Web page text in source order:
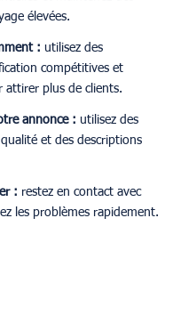
élevées.
: utilisez des
compétitives et
attirer plus de clients.
annonce : utilisez des
et des descriptions
: restez en contact avec
les problèmes rapidement.